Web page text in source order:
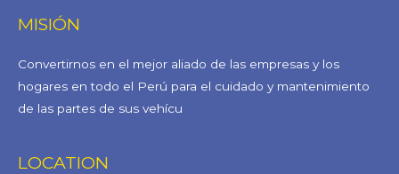
MISIÓN
Convertirnos en el mejor aliado de las empresas y los
hogares en todo el Perú para el cuidado y mantenimiento
de las partes de sus vehícu
LOCATION